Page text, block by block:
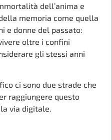
dell’anima e
memoria come quella
e donne del passato:
oltre i confini
gli stessi anni
ci sono due strade che
raggiungere questo
via digitale.